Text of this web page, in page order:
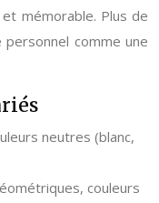
mémorable. Plus de
comme une
neutres (blanc,
couleurs